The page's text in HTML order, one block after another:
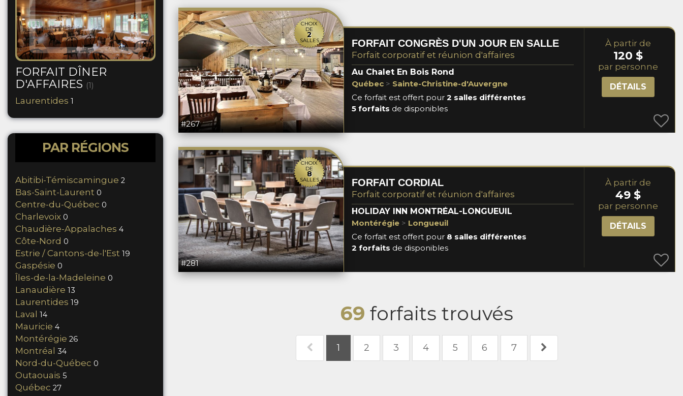
CHOIX
DE
2
SALLES
#267
FORFAIT CONGRÈS D'UN JOUR EN SALLE
Forfait corporatif et réunion d'affaires
Au Chalet En Bois Rond
Québec> Sainte-Christine-d'Auvergne
Ce forfait est offert pour 2 salles différentes
5 forfaits de disponibles
À partir de
120 $
par personne
DÉTAILS
CHOIX
DE
8
SALLES
#281
FORFAIT CORDIAL
Forfait corporatif et réunion d'affaires
HOLIDAY INN MONTRÉAL-LONGUEUIL
Montérégie> Longueuil
Ce forfait est offert pour 8 salles différentes
2 forfaits de disponibles
À partir de
49 $
par personne
DÉTAILS
69 forfaits trouvés
1 2 3 4 5 6 7
FORFAIT DÎNER
D'AFFAIRES (1)
Laurentides 1
PAR RÉGIONS
Abitibi-Témiscamingue 2
Bas-Saint-Laurent 0
Centre-du-Québec 0
Charlevoix 0
Chaudière-Appalaches 4
Côte-Nord 0
Estrie / Cantons-de-l'Est 19
Gaspésie 0
Îles-de-la-Madeleine 0
Lanaudière 13
Laurentides 19
Laval 14
Mauricie 4
Montérégie 26
Montréal 34
Nord-du-Québec 0
Outaouais 5
Québec 27